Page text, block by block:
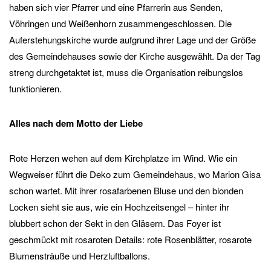
haben sich vier Pfarrer und eine Pfarrerin aus Senden,
Vöhringen und Weißenhorn zusammengeschlossen. Die
Auferstehungskirche wurde aufgrund ihrer Lage und der Größe
des Gemeindehauses sowie der Kirche ausgewählt. Da der Tag
streng durchgetaktet ist, muss die Organisation reibungslos
funktionieren.
Alles nach dem Motto der Liebe
Rote Herzen wehen auf dem Kirchplatze im Wind. Wie ein
Wegweiser führt die Deko zum Gemeindehaus, wo Marion Gisa
schon wartet. Mit ihrer rosafarbenen Bluse und den blonden
Locken sieht sie aus, wie ein Hochzeitsengel – hinter ihr
blubbert schon der Sekt in den Gläsern. Das Foyer ist
geschmückt mit rosaroten Details: rote Rosenblätter, rosarote
Blumensträuße und Herzluftballons.